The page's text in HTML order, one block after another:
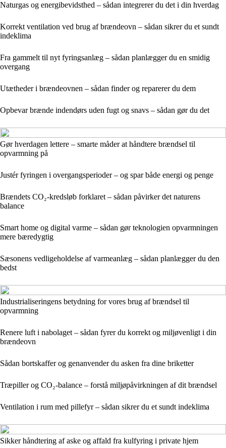
Naturgas og energibevidsthed – sådan integrerer du det i din hverdag
Korrekt ventilation ved brug af brændeovn – sådan sikrer du et sundt
indeklima
Fra gammelt til nyt fyringsanlæg – sådan planlægger du en smidig
overgang
Utætheder i brændeovnen – sådan finder og reparerer du dem
Opbevar brænde indendørs uden fugt og snavs – sådan gør du det
Gør hverdagen lettere – smarte måder at håndtere brændsel til
opvarmning på
Justér fyringen i overgangsperioder – og spar både energi og penge
Brændets CO₂-kredsløb forklaret – sådan påvirker det naturens
balance
Smart home og digital varme – sådan gør teknologien opvarmningen
mere bæredygtig
Sæsonens vedligeholdelse af varmeanlæg – sådan planlægger du den
bedst
Industrialiseringens betydning for vores brug af brændsel til
opvarmning
Renere luft i nabolaget – sådan fyrer du korrekt og miljøvenligt i din
brændeovn
Sådan bortskaffer og genanvender du asken fra dine briketter
Træpiller og CO₂-balance – forstå miljøpåvirkningen af dit brændsel
Ventilation i rum med pillefyr – sådan sikrer du et sundt indeklima
Sikker håndtering af aske og affald fra kulfyring i private hjem